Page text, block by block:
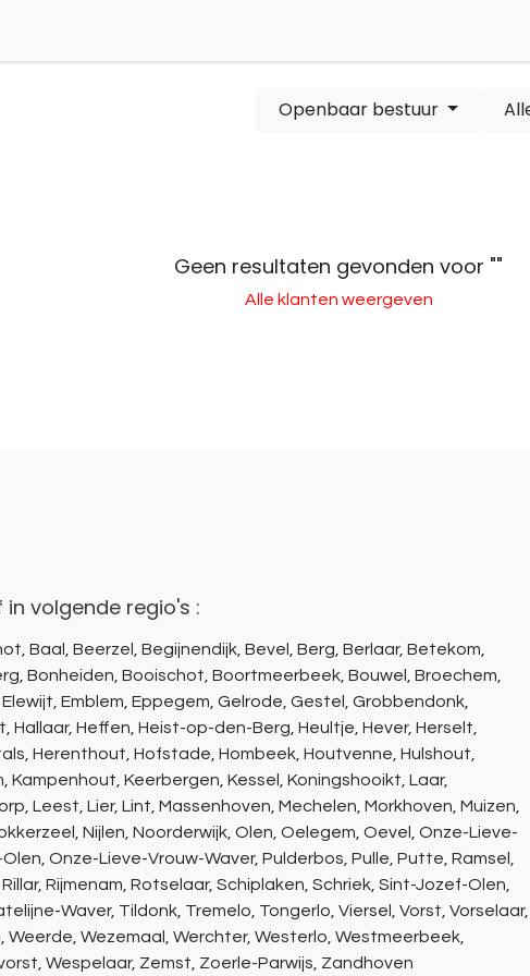
Openbaar bestuur
Geen resultaten gevonden voor ""
Alle klanten weergeven
in volgende regio's :
Baal, Beerzel, Begijnendijk, Bevel, Berg, Berlaar, Betekom,
Bonheiden, Booischot, Boortmeerbeek, Bouwel, Broechem,
Emblem, Eppegem, Gelrode, Gestel, Grobbendonk,
Hallaar, Heffen, Heist-op-den-Berg, Heultje, Hever, Herselt,
Herenthout, Hofstade, Hombeek, Houtvenne, Hulshout,
Kampenhout, Keerbergen, Kessel, Koningshooikt, Laar,
Leest, Lier, Lint, Massenhoven, Mechelen, Morkhoven, Muizen,
Nijlen, Noorderwijk, Olen, Oelegem, Oevel, Onze-Lieve-
Onze-Lieve-Vrouw-Waver, Pulderbos, Pulle, Putte, Ramsel,
Rijmenam, Rotselaar, Schiplaken, Schriek, Sint-Jozef-Olen,
Waver, Tildonk, Tremelo, Tongerlo, Viersel, Vorst, Vorselaar,
Weerde, Wezemaal, Werchter, Westerlo, Westmeerbeek,
Wespelaar, Zemst, Zoerle-Parwijs, Zandhoven